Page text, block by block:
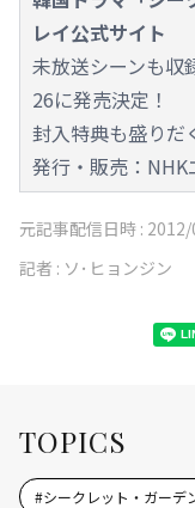
レイ公式サイト
未放送シーンも収
26に発売決定！
封入特典も盛りだ
発行・販売：NHK
元記事配信日時 :
記者 : ソ･ヒョンジン
TOPICS
#シークレット・ガーデ